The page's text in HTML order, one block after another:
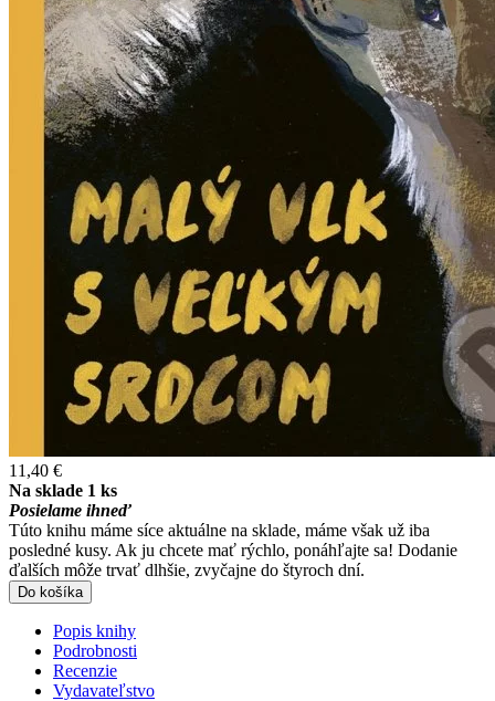
11,40 €
Na sklade 1 ks
Posielame ihneď
Túto knihu máme síce aktuálne na sklade, máme však už iba
posledné kusy. Ak ju chcete mať rýchlo, ponáhľajte sa! Dodanie
ďalších môže trvať dlhšie, zvyčajne do štyroch dní.
Do košíka
Popis knihy
Podrobnosti
Recenzie
Vydavateľstvo